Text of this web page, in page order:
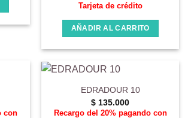
Tarjeta de crédito
AÑADIR AL CARRITO
con
EDRADOUR 10
$ 135.000
Recargo del 20% pagando con